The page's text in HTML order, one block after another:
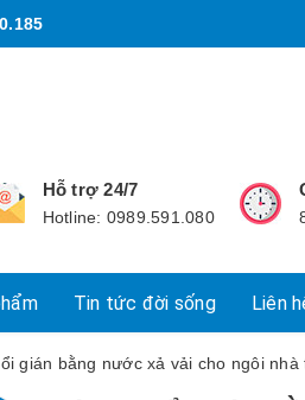
Hỗ trợ 24/7
Hotline: 0989.591.080
Tin tức đời sống Liên
gián bằng nước xả vải cho ngôi